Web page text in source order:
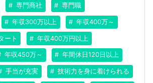
専門商社 専門職
年収300万以上 年収400万～
ート 年収400万円以上
年収450万～ 年間休日120日以上
手当が充実 技術力を身に着けられる